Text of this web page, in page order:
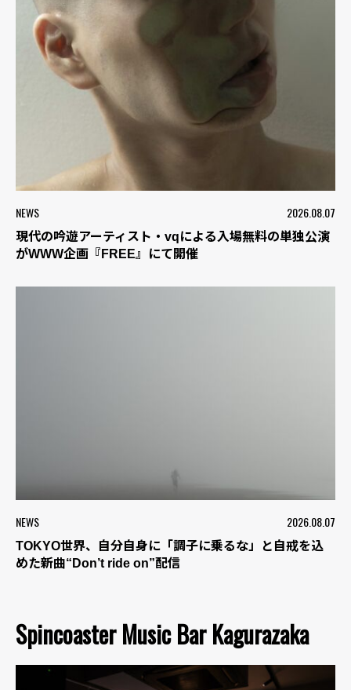
NEWS 2026.08.07
現代の吟遊アーティスト・vqによる入場無料の単独公演
がWWW企画『FREE』にて開催
NEWS 2026.08.07
TOKYO世界、自分自身に「調子に乗るな」と自戒を込
めた新曲“Don’t ride on”配信
Spincoaster Music Bar Kagurazaka